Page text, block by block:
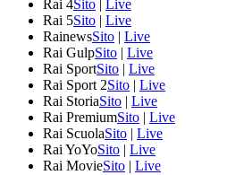
Rai 4Sito | Live
Rai 5Sito | Live
RainewsSito | Live
Rai GulpSito | Live
Rai SportSito | Live
Rai Sport 2Sito | Live
Rai StoriaSito | Live
Rai PremiumSito | Live
Rai ScuolaSito | Live
Rai YoYoSito | Live
Rai MovieSito | Live